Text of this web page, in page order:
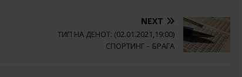
NEXT
ТИП НА ДЕНОТ: (02.01.2021,19:00)
СПОРТИНГ – БРАГА